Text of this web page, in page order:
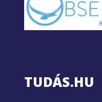
TUDÁS.HU